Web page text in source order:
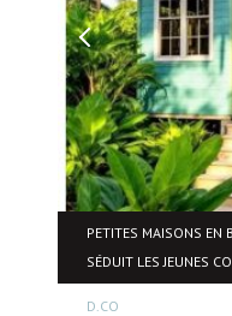
PETITES MAISONS EN
SÉDUIT LES JEUNES
D.CO